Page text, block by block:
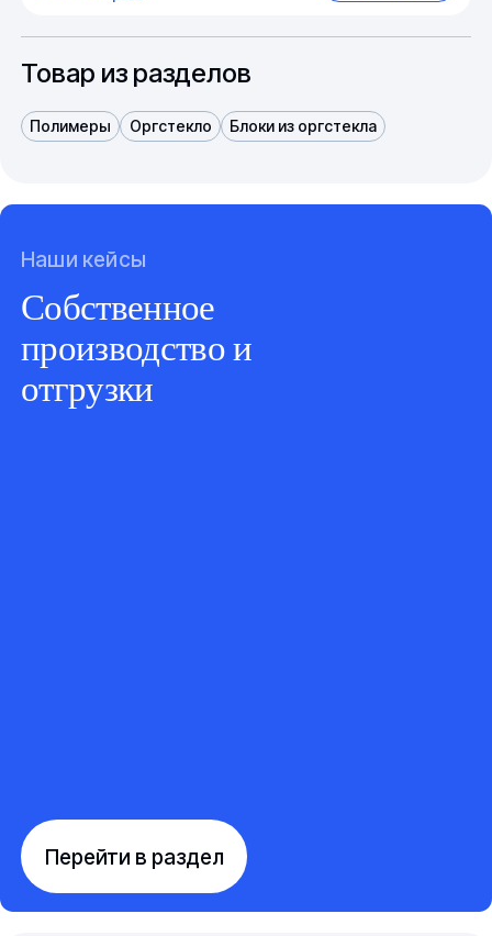
Товар из разделов
Полимеры Оргстекло Блоки из оргстекла
Наши кейсы
Собственное
производство и
отгрузки
Перейти в раздел